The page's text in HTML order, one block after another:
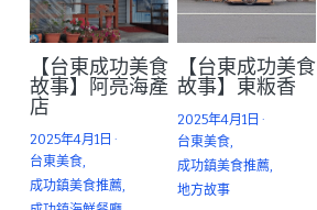
環境保育
聯絡我們
【台東成功美食
故事】阿亮海產
店
2025年4月1日 ·
台東美食,
成功鎮美食推薦,
【台東成功美食
故事】東粄香
2025年4月1日 ·
台東美食,
成功鎮美食推薦,
地方故事